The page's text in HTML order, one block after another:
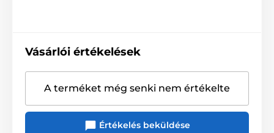
Vásárlói értékelések
A terméket még senki nem értékelte
Értékelés beküldése